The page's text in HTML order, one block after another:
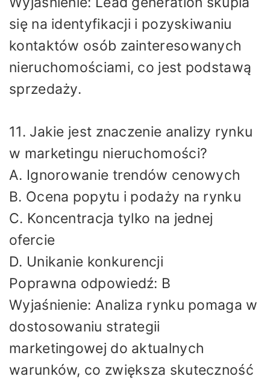
się na identyfikacji i pozyskiwaniu
kontaktów osób zainteresowanych
nieruchomościami, co jest podstawą
sprzedaży.
11. Jakie jest znaczenie analizy rynku
w marketingu nieruchomości?
A. Ignorowanie trendów cenowych
B. Ocena popytu i podaży na rynku
C. Koncentracja tylko na jednej
ofercie
D. Unikanie konkurencji
Poprawna odpowiedź: B
Wyjaśnienie: Analiza rynku pomaga w
dostosowaniu strategii
marketingowej do aktualnych
warunków, co zwiększa skuteczność